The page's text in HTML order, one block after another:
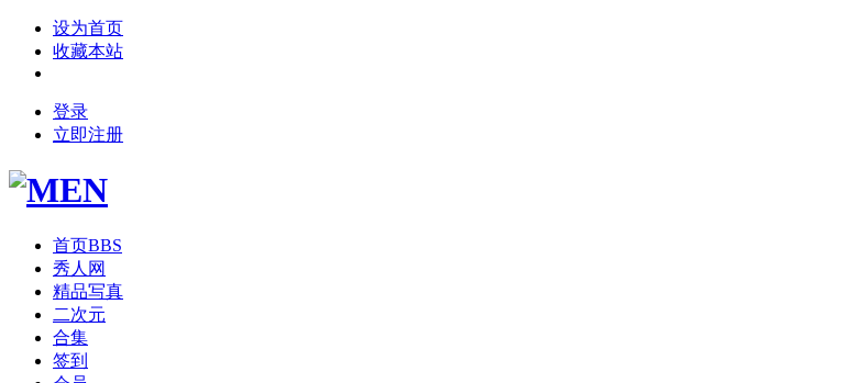
设为首页
收藏本站
登录
立即注册
首页BBS
秀人网
精品写真
二次元
合集
签到